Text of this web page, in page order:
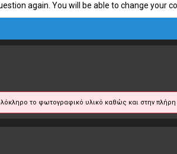
again. You will be able to change your
το φωτογραφικό υλικό καθώς και στην